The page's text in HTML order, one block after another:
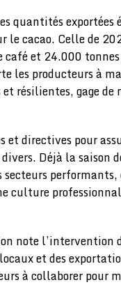
quantités
le cacao. Celle de
et 24.000 tonnes
les producteurs à
résilientes, gage de
et directives pour
Déjà la saison
secteurs
culture
note l’intervention
et des
à collaborer pour